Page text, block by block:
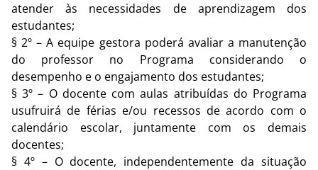
atender às necessidades de aprendizagem dos
estudantes;
§ 2º – A equipe gestora poderá avaliar a manutenção
do professor no Programa considerando o
desempenho e o engajamento dos estudantes;
§ 3º – O docente com aulas atribuídas do Programa
usufruirá de férias e/ou recessos de acordo com o
calendário escolar, juntamente com os demais
docentes;
§ 4º – O docente, independentemente da situação